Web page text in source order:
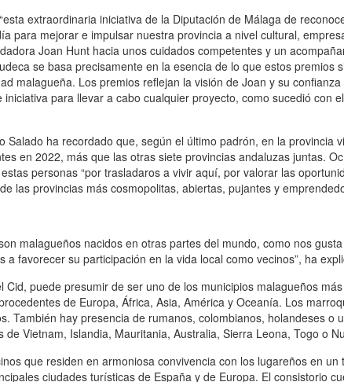
extraordinaria iniciativa de la Diputación de Málaga de
para mejorar e impulsar nuestra provincia a nivel cultural,
Joan Hunt hacia unos cuidados competentes y un
se basa precisamente en la esencia de lo que estos premios
malagueña. Los premios reflejan la visión de Joan y su
para llevar a cabo cualquier proyecto, como sucedió con
ha recordado que, según el último padrón, en la provincia
en 2022, más que las otras siete provincias andaluzas juntas.
personas “por trasladaros a vivir aquí, por valorar las
las provincias más cosmopolitas, abiertas, pujantes y
malagueños nacidos en otras partes del mundo, como nos
favorecer su participación en la vida local como vecinos”, ha
puede presumir de ser uno de los municipios malagueños
de Europa, África, Asia, América y Oceanía. Los
También hay presencia de rumanos, colombianos, holandeses o
Vietnam, Islandia, Mauritania, Australia, Sierra Leona, Togo o
que residen en armoniosa convivencia con los lugareños en
ciudades turísticas de España y de Europa. El consistorio